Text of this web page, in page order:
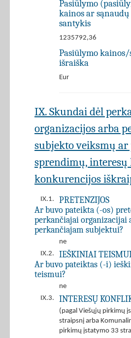
Pasiūlymo
kainos ar
santykis
1235792,36
Pasiūlymo
išraiška
Eur
IX. Skundai dėl
organizacijos arba
subjekto veiksmų
sprendimų,
konkurencijos
IX.1.
PRETENZIJOS
Ar buvo pateikta (-os)
perkančiajai organizacijai
perkančiajam subjektui?
ne
IX.2.
IEŠKINIAI
Ar buvo pateiktas (-i)
teismui?
ne
IX.3.
INTERESŲ
(pagal Viešųjų pirkimų
straipsnį arba
pirkimų įstatymo 33